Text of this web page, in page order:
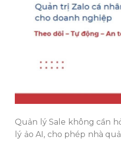
Quản lý Sale không cần
lý ảo AI, cho phép nhà